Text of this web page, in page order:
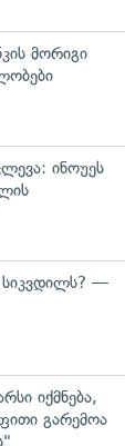
მორიგი
ინოუეს
სიკვდილს? —
იქმნება,
გარემოა